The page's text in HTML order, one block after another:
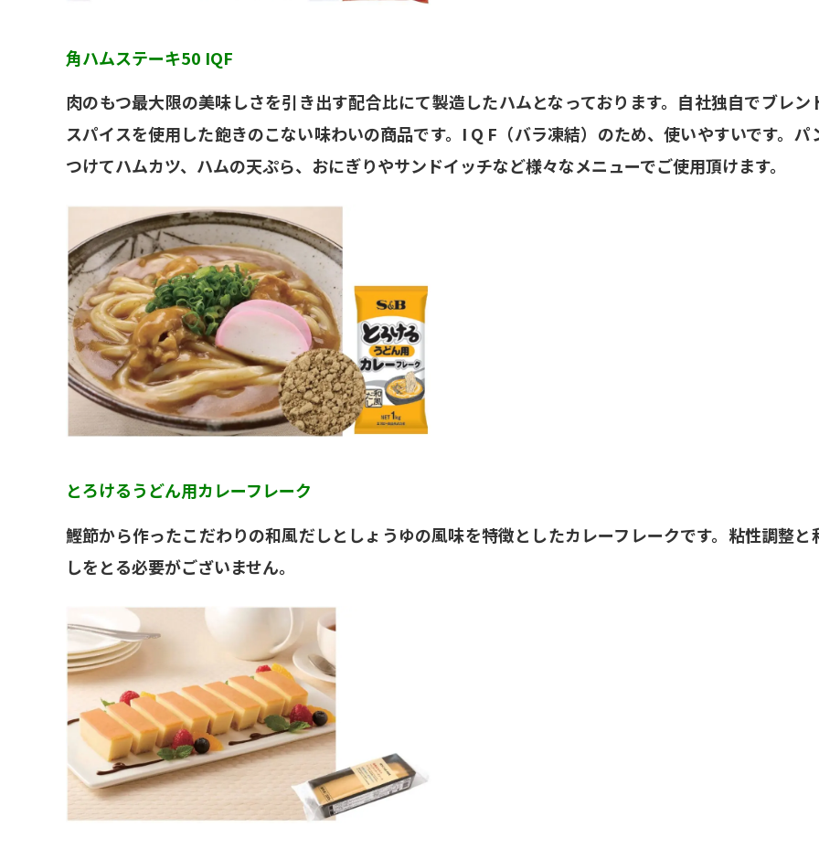
角ハムステーキ50 IQF
肉のもつ最大限の美味しさを引き出す配合比にて製造したハムとなっております。自社独自でブレン
スパイスを使用した飽きのこない味わいの商品です。I Q F（バラ凍結）のため、使いやすいです。パ
つけてハムカツ、ハムの天ぷら、おにぎりやサンドイッチなど様々なメニューでご使用頂けます。
とろけるうどん用カレーフレーク
鰹節から作ったこだわりの和風だしとしょうゆの風味を特徴としたカレーフレークです。粘性調整と
しをとる必要がございません。